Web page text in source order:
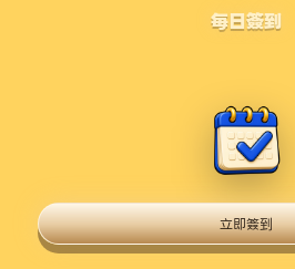
每日簽到
立即簽到